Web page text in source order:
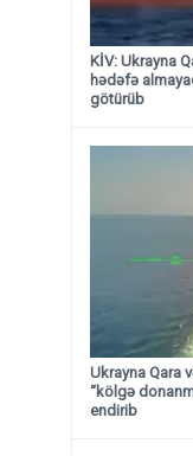
KİV: Ukrayna
hədəfə
götürüb
Ukrayna Qara
“kölgə
endirib